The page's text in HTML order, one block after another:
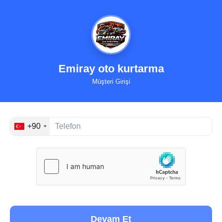
Emiray oto kurtarma
Müşteri Girişi
+90
Devam Et